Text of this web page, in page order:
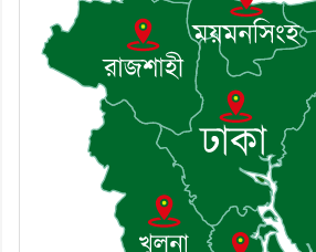
৯। মেঘনায় আইন-
সভা অনুষ্ঠিত
১০। জাতীয় নেতা ড.
হোসেনের মূল্যায়ন
বিশ্লেষণ